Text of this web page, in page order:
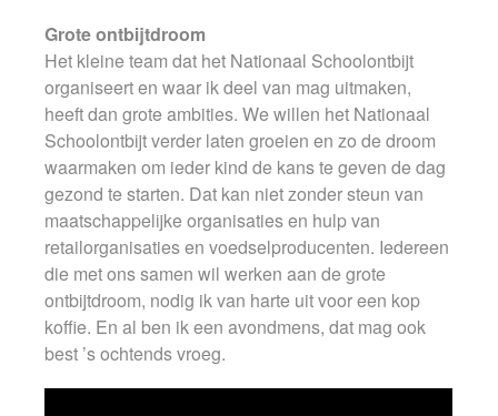
Grote ontbijtdroom
Het kleine team dat het Nationaal Schoolontbijt
organiseert en waar ik deel van mag uitmaken,
heeft dan grote ambities. We willen het Nationaal
Schoolontbijt verder laten groeien en zo de droom
waarmaken om ieder kind de kans te geven de dag
gezond te starten. Dat kan niet zonder steun van
maatschappelijke organisaties en hulp van
retailorganisaties en voedselproducenten. Iedereen
die met ons samen wil werken aan de grote
ontbijtdroom, nodig ik van harte uit voor een kop
koffie. En al ben ik een avondmens, dat mag ook
best ’s ochtends vroeg.